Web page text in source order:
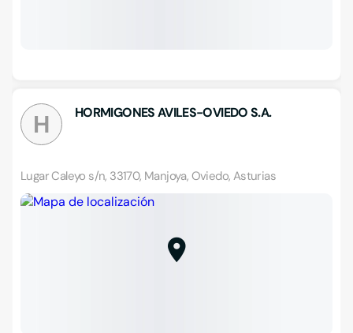
H HORMIGONES AVILES-OVIEDO S.A.
Lugar Caleyo s/n, 33170, Manjoya, Oviedo, Asturias